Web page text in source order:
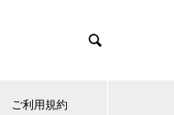

ご利用規約